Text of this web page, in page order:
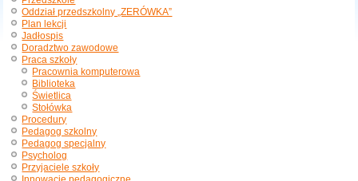
Oddział przedszkolny „ZERÓWKA”
Plan lekcji
Jadłospis
Doradztwo zawodowe
Praca szkoły
Pracownia komputerowa
Biblioteka
Świetlica
Stołówka
Procedury
Pedagog szkolny
Pedagog specjalny
Psycholog
Przyjaciele szkoły